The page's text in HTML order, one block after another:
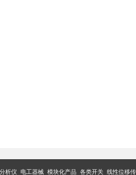
析仪 电工器械 模块化产品 各类开关 线性位移传